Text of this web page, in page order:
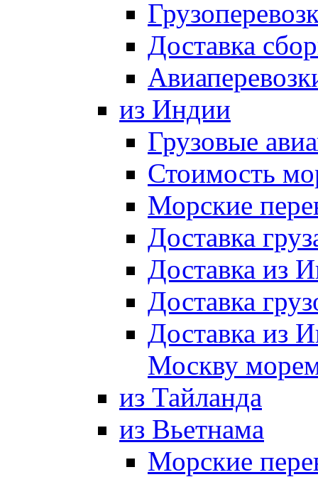
Доставка
из Индии
Грузовые
Стоимость
Морские
Доставка
Доставка из
Доставка
Доставка из
Москву
из Тайланда
из Вьетнама
Морские